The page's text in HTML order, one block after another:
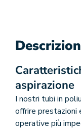
aspirazione
I nostri tubi in
offrire prestazioni
operative più